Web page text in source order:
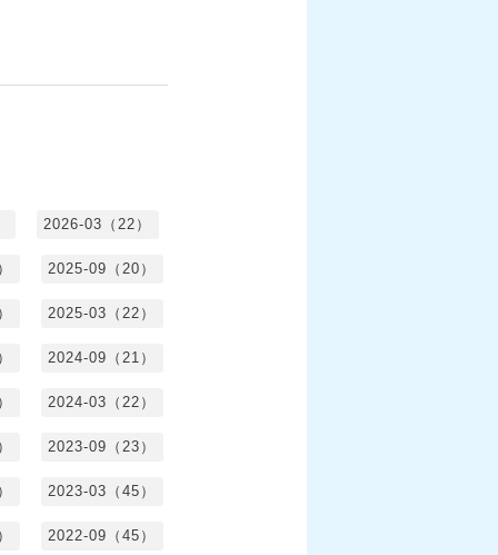
2026-03（22）
2025-09（20）
2025-03（22）
2024-09（21）
2024-03（22）
2023-09（23）
2023-03（45）
2022-09（45）